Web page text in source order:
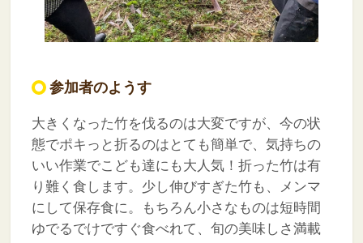
参加者のようす
大きくなった竹を伐るのは大変ですが、今の状
態でポキっと折るのはとても簡単で、気持ちの
いい作業でこども達にも大人気！折った竹は有
り難く食します。少し伸びすぎた竹も、メンマ
にして保存食に。もちろん小さなものは短時間
ゆでるでけですぐ食べれて、旬の美味しさ満載